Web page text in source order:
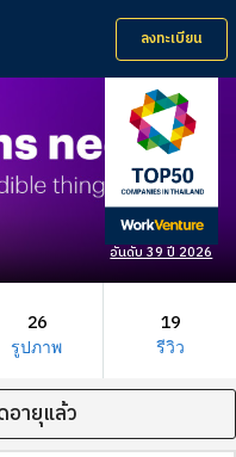
ลงทะเบียน
อันดับ 39 ปี 2026
26
รูปภาพ
19
รีวิว
อายุแล้ว